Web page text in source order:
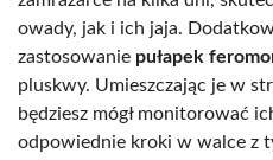
owady, jak i ich jaja.
zastosowanie pułapek
pluskwy. Umieszczając je w
będziesz mógł monitorować
odpowiednie kroki w walce z